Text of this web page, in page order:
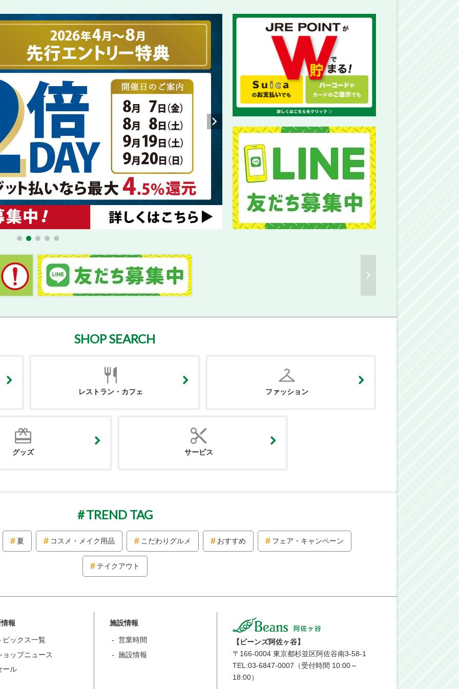
SHOP SEARCH
レストラン・カフェ ファッション
グッズ サービス
TREND TAG
夏 コスメ・メイク用品 こだわりグルメ おすすめ フェア・キャンペーン
テイクアウト
報
ピックス一覧
ョップニュース
ール
施設情報
営業時間
施設情報
【ビーンズ阿佐ヶ谷】
〒 166-0004 東京都杉並区阿佐谷南3-58-1
TEL:03-6847-0007（受付時間 10:00～
18:00）